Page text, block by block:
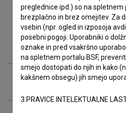
Filmografija (1)
Razširjeni podatki
preglednice ipd.) so na
brezplačno in brez omejitev. Za
vsebin (npr. ogled in izposoja
posebni pogoji. Uporabniki o
oznake in pred vsakršno
na spletnem portalu BSF,
smejo dostopati do njih in kako
kakšnem obsegu) jih smejo
3.PRAVICE INTELEKTUALNE